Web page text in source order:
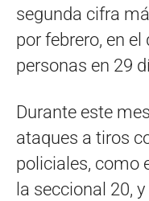
segunda cifra
por febrero, en
personas en 29
Durante este
ataques a tiros
policiales, como
la seccional 20,